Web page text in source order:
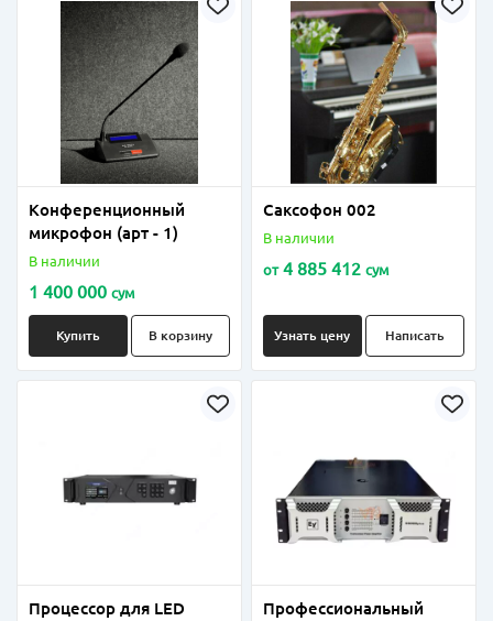
Конференционный
микрофон (арт - 1)
В наличии
1 400 000 сум
Купить В корзину
Саксофон 002
В наличии
от4 885 412 сум
Узнать цену Написать
Процессор для LED
Профессиональный